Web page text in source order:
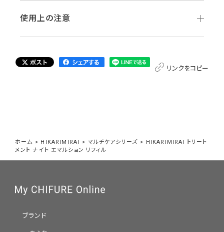
使用上の注意
リンクをコピー
ホーム > HIKARIMIRAI > マルチケアシリーズ > HIKARIMIRAI トリート
メント ナイト エマルション リフィル
ブランド